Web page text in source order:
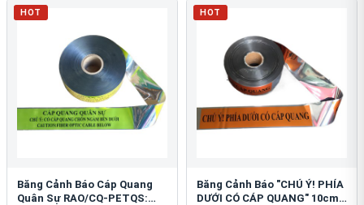
HOT
Băng Cảnh Báo Cáp Quang
Quân Sự RAO/CQ-PETQS:
HOT
Băng Cảnh Báo "CHÚ Ý! PHÍA
DƯỚI CÓ CÁP QUANG" 10cm: